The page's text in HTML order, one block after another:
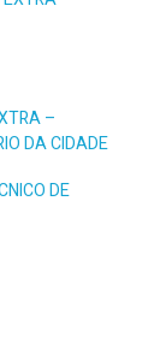
–
DA CIDADE
DE